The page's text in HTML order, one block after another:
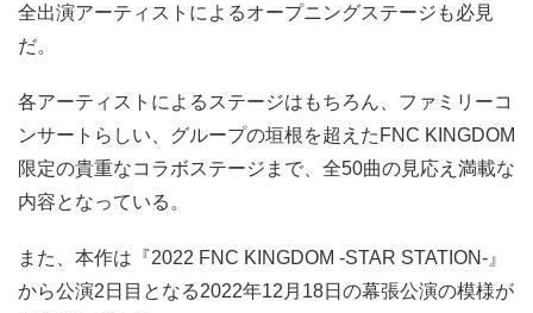
全出演アーティストによるオープニングステージも必見
だ。
各アーティストによるステージはもちろん、ファミリーコ
ンサートらしい、グループの垣根を超えたFNC KINGDOM
限定の貴重なコラボステージまで、全50曲の見応え満載な
内容となっている。
また、本作は『2022 FNC KINGDOM -STAR STATION-』
から公演2日目となる2022年12月18日の幕張公演の模様が